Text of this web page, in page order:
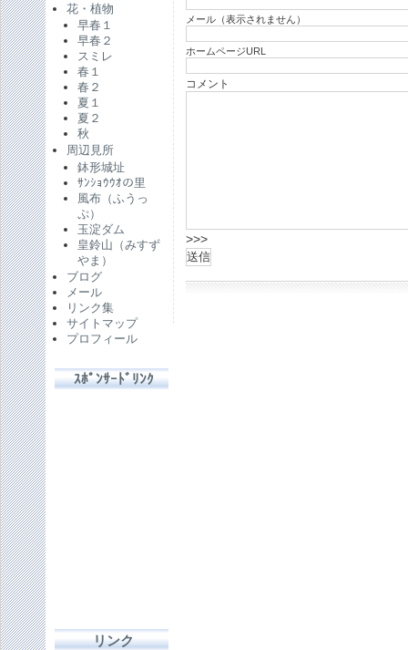
花・植物
早春１
早春２
スミレ
春１
春２
夏１
夏２
秋
周辺見所
鉢形城址
ｻﾝｼｮｳｳｵの里
風布（ふうっ
ぷ）
玉淀ダム
皇鈴山（みすず
やま）
ブログ
メール
リンク集
サイトマップ
プロフィール
ｽﾎﾟﾝｻｰﾄﾞﾘﾝｸ
リンク
メール（表示されません）
ホームページURL
コメント
>>>